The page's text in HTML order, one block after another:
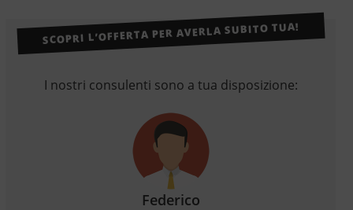
SCOPRI L’OFFERTA PER AVERLA SUBITO TUA!
I nostri consulenti sono a tua disposizione:
Federico